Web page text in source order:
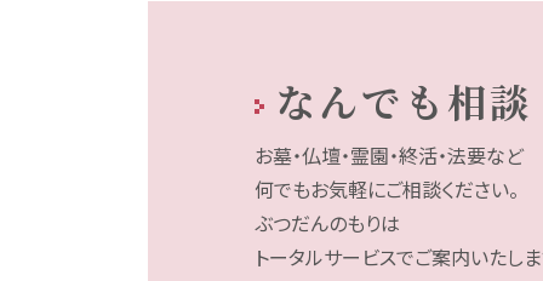
なんでも相談
お墓・仏壇・霊園・終活・法要など
何でもお気軽にご相談ください。
ぶつだんのもりは
トータルサービスでご案内いたしま